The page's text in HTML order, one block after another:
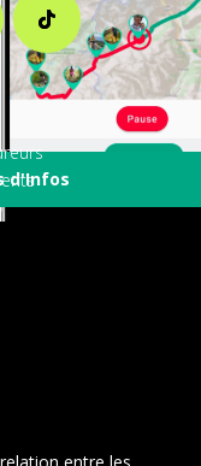
d'Infos
entre les